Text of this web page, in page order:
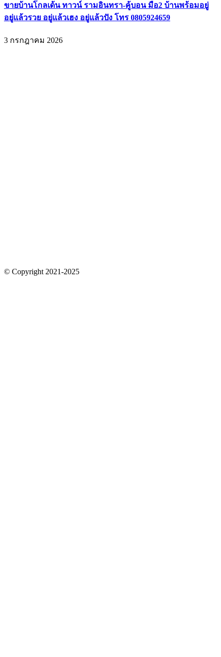
ขายบ้านโกลเด้น ทาวน์ รามอินทรา-คู้บอน มือ2 บ้านพร้อมอยู่
อยู่แล้วรวย อยู่แล้วเฮง อยู่แล้วปัง โทร 0805924659
3 กรกฎาคม 2026
© Copyright 2021-2025